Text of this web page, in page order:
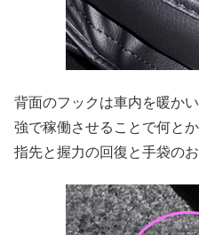
背面のフックは車内を暖か
強で稼働させることで何と
指先と握力の回復と手袋の